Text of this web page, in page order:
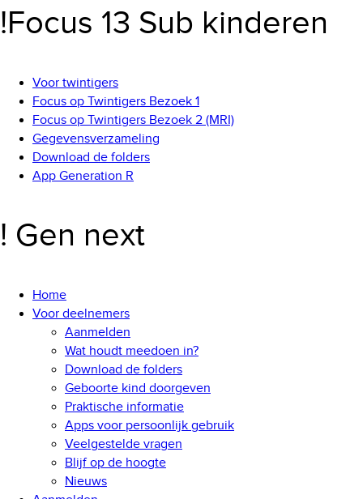
!Focus 13 Sub kinderen
Voor twintigers
Focus op Twintigers Bezoek 1
Focus op Twintigers Bezoek 2 (MRI)
Gegevensverzameling
Download de folders
App Generation R
! Gen next
Home
Voor deelnemers
Aanmelden
Wat houdt meedoen in?
Download de folders
Geboorte kind doorgeven
Praktische informatie
Apps voor persoonlijk gebruik
Veelgestelde vragen
Blijf op de hoogte
Nieuws